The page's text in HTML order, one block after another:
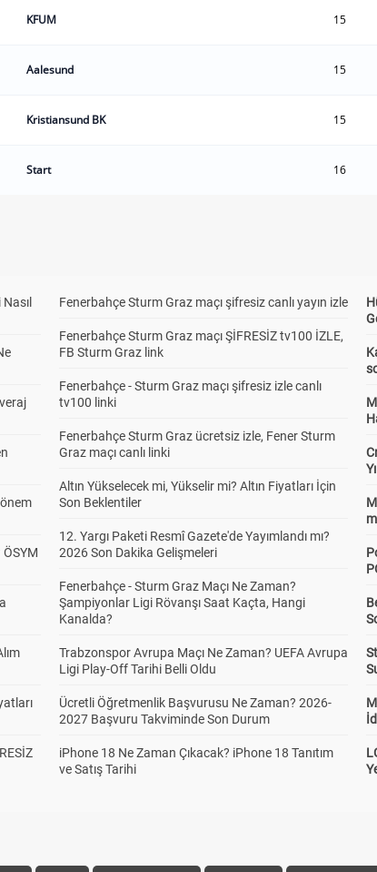
KFUM 15
Aalesund 15
Kristiansund BK 15
Start 16
Fenerbahçe Sturm Graz maçı şifresiz canlı yayın izle
Fenerbahçe Sturm Graz maçı ŞİFRESİZ tv100 İZLE,
FB Sturm Graz link
Fenerbahçe - Sturm Graz maçı şifresiz izle canlı
tv100 linki
Fenerbahçe Sturm Graz ücretsiz izle, Fener Sturm
Graz maçı canlı linki
Altın Yükselecek mi, Yükselir mi? Altın Fiyatları İçin
Son Beklentiler
12. Yargı Paketi Resmî Gazete'de Yayımlandı mı?
2026 Son Dakika Gelişmeleri
Fenerbahçe - Sturm Graz Maçı Ne Zaman?
Şampiyonlar Ligi Rövanşı Saat Kaçta, Hangi
Kanalda?
Trabzonspor Avrupa Maçı Ne Zaman? UEFA Avrupa
Ligi Play-Off Tarihi Belli Oldu
Ücretli Öğretmenlik Başvurusu Ne Zaman? 2026-
2027 Başvuru Takviminde Son Durum
iPhone 18 Ne Zaman Çıkacak? iPhone 18 Tanıtım
ve Satış Tarihi